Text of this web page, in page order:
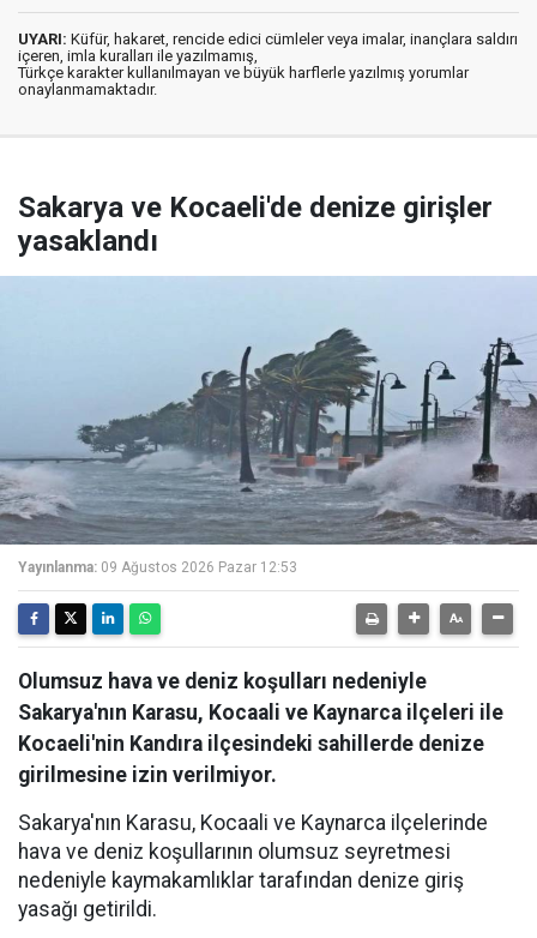
UYARI: Küfür, hakaret, rencide edici cümleler veya imalar, inançlara saldırı
içeren, imla kuralları ile yazılmamış,
Türkçe karakter kullanılmayan ve büyük harflerle yazılmış yorumlar
onaylanmamaktadır.
Sakarya ve Kocaeli'de denize girişler
yasaklandı
Yayınlanma: 09 Ağustos 2026 Pazar 12:53
Olumsuz hava ve deniz koşulları nedeniyle
Sakarya'nın Karasu, Kocaali ve Kaynarca ilçeleri ile
Kocaeli'nin Kandıra ilçesindeki sahillerde denize
girilmesine izin verilmiyor.
Sakarya'nın Karasu, Kocaali ve Kaynarca ilçelerinde
hava ve deniz koşullarının olumsuz seyretmesi
nedeniyle kaymakamlıklar tarafından denize giriş
yasağı getirildi.